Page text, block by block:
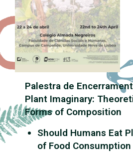
Palestra de
Plant Imaginary:
Forms of Composition
Should Humans Eat
of Food